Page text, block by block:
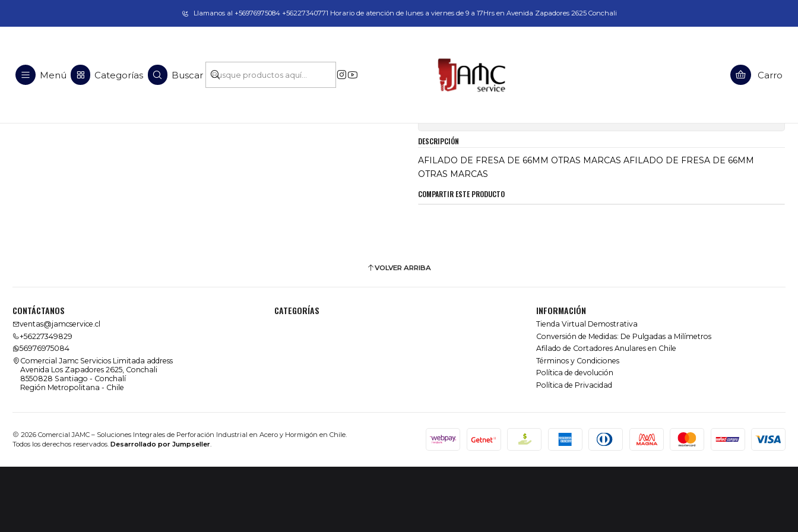
Taladros Magnéticos en Chile | Venta, Arriendo y Servicio Técnico
Menú Categorías Buscar Carro
Llamanos al +56976975084 +56227340771 Horario de atención de lunes a viernes de 9 a 17Hrs en Avenida Zapadores 2625 Conchali
AFILADO DE FRESA DE 66MM OTRAS MARCAS
DESCRIPCIÓN
AFILADO DE FRESA DE 66MM OTRAS MARCAS AFILADO DE FRESA DE 66MM
OTRAS MARCAS
COMPARTIR ESTE PRODUCTO
VOLVER ARRIBA
CONTÁCTANOS
ventas@jamcservice.cl
+56227349829
56976975084
Comercial Jamc Servicios Limitada address
Avenida Los Zapadores 2625, Conchali
8550828 Santiago - Conchalí
Región Metropolitana - Chile
CATEGORÍAS INFORMACIÓN
Tienda Virtual Demostrativa
Conversión de Medidas: De Pulgadas a Milímetros
Afilado de Cortadores Anulares en Chile
Términos y Condiciones
Política de devolución
Política de Privacidad
2026 Comercial JAMC – Soluciones Integrales de Perforación Industrial en Acero y Hormigón en Chile.
Todos los derechos reservados. Desarrollado por Jumpseller.